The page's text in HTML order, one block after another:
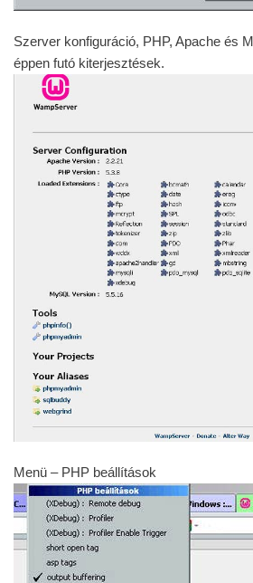
Szerver konfiguráció, PHP, Apache és
éppen futó kiterjesztések.
Menü – PHP beállítások